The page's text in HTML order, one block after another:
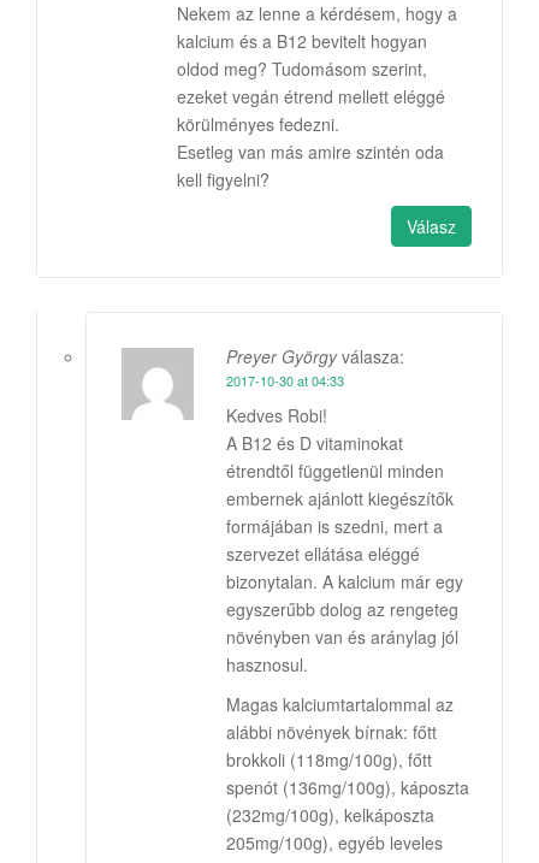
Nekem az lenne a kérdésem, hogy a
kalcium és a B12 bevitelt hogyan
oldod meg? Tudomásom szerint,
ezeket vegán étrend mellett eléggé
körülményes fedezni.
Esetleg van más amire szintén oda
kell figyelni?
Válasz
Preyer György válasza:
2017-10-30 at 04:33
Kedves Robi!
A B12 és D vitaminokat
étrendtől függetlenül minden
embernek ajánlott kiegészítők
formájában is szedni, mert a
szervezet ellátása eléggé
bizonytalan. A kalcium már egy
egyszerűbb dolog az rengeteg
növényben van és aránylag jól
hasznosul.
Magas kalciumtartalommal az
alábbi növények bírnak: főtt
brokkoli (118mg/100g), főtt
spenót (136mg/100g), káposzta
(232mg/100g), kelkáposzta
205mg/100g), egyéb leveles